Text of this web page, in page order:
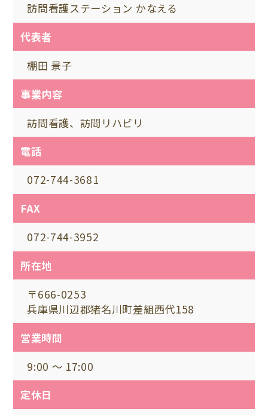
訪問看護ステーション かなえる
代表者
棚田 景子
事業内容
訪問看護、訪問リハビリ
電話
072-744-3681
FAX
072-744-3952
所在地
〒666-0253
兵庫県川辺郡猪名川町差組西代158
営業時間
9:00 ～ 17:00
定休日